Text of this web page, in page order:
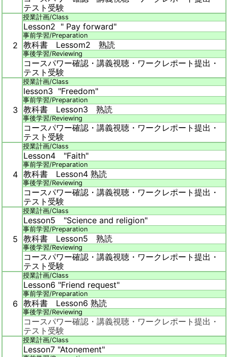
テスト受験
2
授業計画/Class
Lesson2 " Pay forward"
事前学習/Preparation
教科書 Lessom2 熟読
事後学習/Reviewing
コースパワー確認・講義視聴・ワークレポート提出・
テスト受験
3
授業計画/Class
lesson3 "Freedom"
事前学習/Preparation
教科書 Lesson3 熟読
事後学習/Reviewing
コースパワー確認・講義視聴・ワークレポート提出・
テスト受験
4
授業計画/Class
Lesson4 "Faith"
事前学習/Preparation
教科書 Lesson4 熟読
事後学習/Reviewing
コースパワー確認・講義視聴・ワークレポート提出・
テスト受験
5
授業計画/Class
Lesson5 "Science and religion"
事前学習/Preparation
教科書 Lesson5 熟読
事後学習/Reviewing
コースパワー確認・講義視聴・ワークレポート提出・
テスト受験
6
授業計画/Class
Lesson6 "Friend request"
事前学習/Preparation
教科書 Lesson6 熟読
事後学習/Reviewing
コースパワー確認・講義視聴・ワークレポート提出・
テスト受験
授業計画/Class
Lesson7 "Atonement"